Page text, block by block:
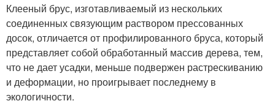
Клееный брус, изготавливаемый из нескольких
соединенных связующим раствором прессованных
досок, отличается от профилированного бруса, который
представляет собой обработанный массив дерева, тем,
что не дает усадки, меньше подвержен растрескиванию
и деформации, но проигрывает последнему в
экологичности.